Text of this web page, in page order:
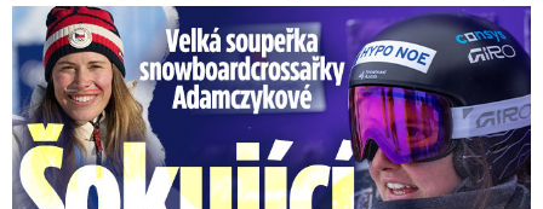
Velká soupeřka Adamczykové: Šokující konec!